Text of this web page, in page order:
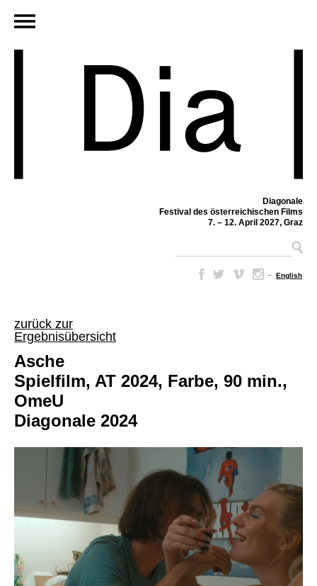
Diagonale
Festival des österreichischen Films
7. – 12. April 2027, Graz
– English
zurück zur
Ergebnisübersicht
Asche
Spielfilm, AT 2024, Farbe, 90 min.,
OmeU
Diagonale 2024